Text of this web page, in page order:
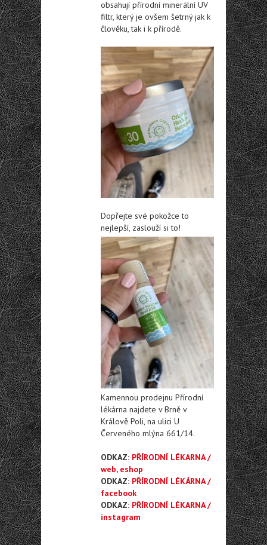
obsahují přírodní minerální UV
filtr, který je ovšem šetrný jak k
člověku, tak i k přírodě.
Dopřejte své pokožce to
nejlepší, zaslouží si to!
Kamennou prodejnu Přírodní
lékárna najdete v Brně v
Králově Poli, na ulici U
Červeného mlýna 661/14.
ODKAZ: PŘÍRODNÍ LÉKARNA /
web, eshop
ODKAZ: PŘÍRODNÍ LÉKÁRNA /
facebook
ODKAZ: PŘÍRODNÍ LÉKARNA /
instagram